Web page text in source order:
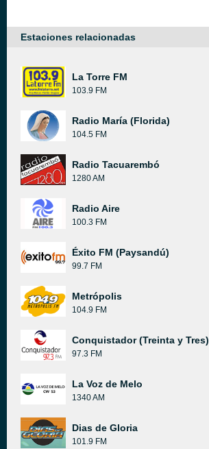
Estaciones relacionadas
La Torre FM
103.9 FM
Radio María (Florida)
104.5 FM
Radio Tacuarembó
1280 AM
Radio Aire
100.3 FM
Éxito FM (Paysandú)
99.7 FM
Metrópolis
104.9 FM
Conquistador (Treinta y Tres)
97.3 FM
La Voz de Melo
1340 AM
Dias de Gloria
101.9 FM